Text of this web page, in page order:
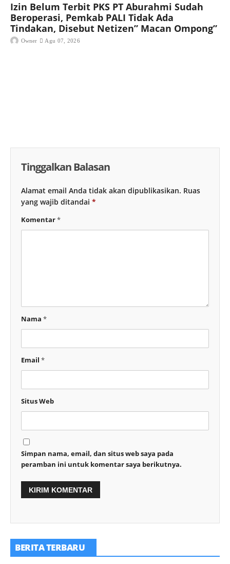
Izin Belum Terbit PKS PT Aburahmi Sudah
Beroperasi, Pemkab PALI Tidak Ada
Tindakan, Disebut Netizen” Macan Ompong”
Owner Agu 07, 2026
Tinggalkan Balasan
Alamat email Anda tidak akan dipublikasikan. Ruas
yang wajib ditandai *
Komentar*
Nama *
Email *
Situs Web
Simpan nama, email, dan situs web saya pada
peramban ini untuk komentar saya berikutnya.
BERITA TERBARU